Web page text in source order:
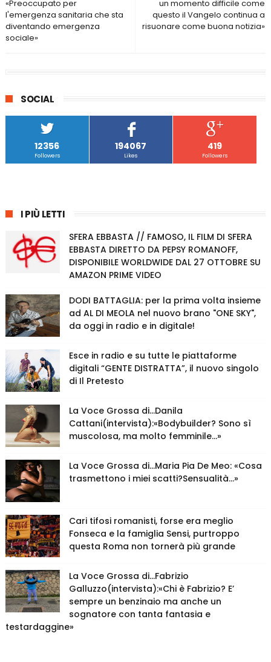
un momento difficile come
questo il Vangelo continua a
risuonare come buona notizia»
«Preoccupato per
l'emergenza sanitaria che sta
diventando emergenza
sociale»
SOCIAL
12356
Followers
194067
Likes
419
Followers
I PIÙ LETTI
SFERA EBBASTA // FAMOSO, IL FILM DI SFERA
EBBASTA DIRETTO DA PEPSY ROMANOFF,
DISPONIBILE WORLDWIDE DAL 27 OTTOBRE SU
AMAZON PRIME VIDEO
DODI BATTAGLIA: per la prima volta insieme
ad AL DI MEOLA nel nuovo brano "ONE SKY",
da oggi in radio e in digitale!
Esce in radio e su tutte le piattaforme
digitali “GENTE DISTRATTA”, il nuovo singolo
di Il Pretesto
La Voce Grossa di…Danila
Cattani(intervista):«Bodybuilder? Sono sì
muscolosa, ma molto femminile…»
La Voce Grossa di…Maria Pia De Meo: «Cosa
trasmettono i miei scatti?Sensualità…»
Cari tifosi romanisti, forse era meglio
Fonseca e la famiglia Sensi, purtroppo
questa Roma non tornerà più grande
La Voce Grossa di…Fabrizio
Galluzzo(intervista):«Chi è Fabrizio? E’
sempre un benzinaio ma anche un
sognatore con tanta fantasia e
testardaggine»